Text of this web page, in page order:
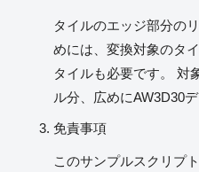
タイルのエッジ部分の
めには、変換対象のタ
タイルも必要です。 対
ル分、広めにAW3D30
免責事項
このサンプルスクリプ